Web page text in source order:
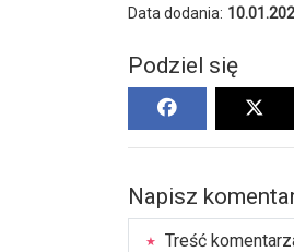
Data dodania:
Podziel się
Napisz
Treść